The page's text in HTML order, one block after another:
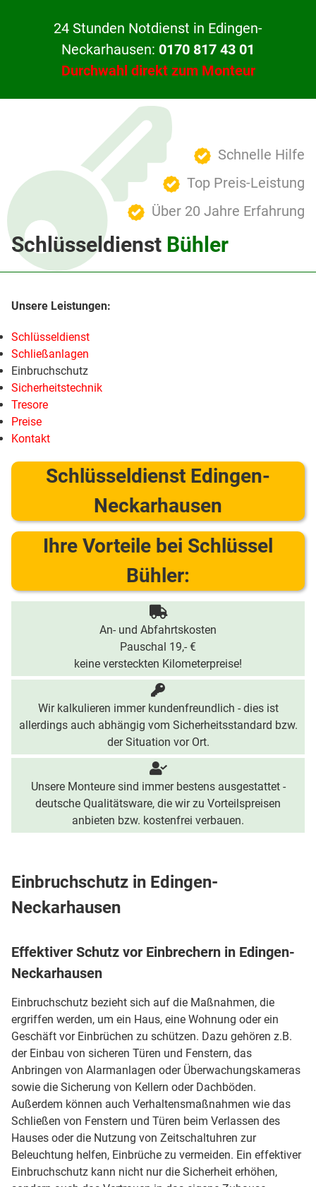
24 Stunden Notdienst in Edingen-
Neckarhausen: 0170 817 43 01
Durchwahl direkt zum Monteur
Schnelle Hilfe
Top Preis-Leistung
Über 20 Jahre Erfahrung
Schlüsseldienst Bühler
Schlüsseldienst
Schließanlagen
Einbruchschutz
Sicherheitstechnik
Tresore
Preise
Kontakt
Schlüsseldienst Edingen-
Neckarhausen
Ihre Vorteile bei Schlüssel
Bühler:
An- und Abfahrtskosten
Pauschal 19,- €
keine versteckten Kilometerpreise!
Wir kalkulieren immer kundenfreundlich - dies ist
allerdings auch abhängig vom Sicherheitsstandard bzw.
der Situation vor Ort.
Unsere Monteure sind immer bestens ausgestattet -
deutsche Qualitätsware, die wir zu Vorteilspreisen
anbieten bzw. kostenfrei verbauen.
Einbruchschutz in Edingen-
Neckarhausen
Effektiver Schutz vor Einbrechern in Edingen-
Neckarhausen
Einbruchschutz bezieht sich auf die Maßnahmen, die
ergriffen werden, um ein Haus, eine Wohnung oder ein
Geschäft vor Einbrüchen zu schützen. Dazu gehören z.B.
der Einbau von sicheren Türen und Fenstern, das
Anbringen von Alarmanlagen oder Überwachungskameras
sowie die Sicherung von Kellern oder Dachböden.
Außerdem können auch Verhaltensmaßnahmen wie das
Schließen von Fenstern und Türen beim Verlassen des
Hauses oder die Nutzung von Zeitschaltuhren zur
Beleuchtung helfen, Einbrüche zu vermeiden. Ein effektiver
Einbruchschutz kann nicht nur die Sicherheit erhöhen,